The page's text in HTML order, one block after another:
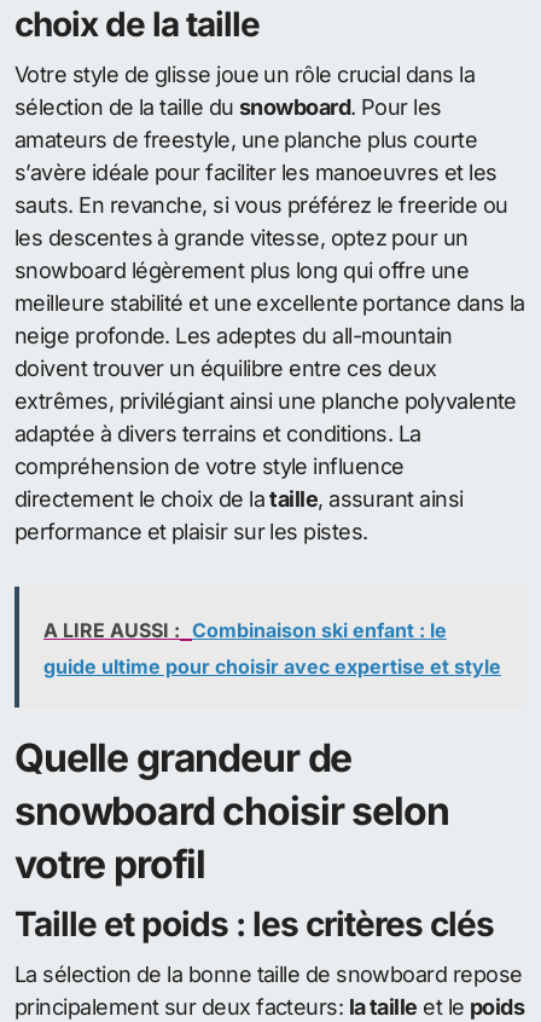
choix de la taille
Votre style de glisse joue un rôle crucial dans la
sélection de la taille du snowboard. Pour les
amateurs de freestyle, une planche plus courte
s’avère idéale pour faciliter les manoeuvres et les
sauts. En revanche, si vous préférez le freeride ou
les descentes à grande vitesse, optez pour un
snowboard légèrement plus long qui offre une
meilleure stabilité et une excellente portance dans la
neige profonde. Les adeptes du all-mountain
doivent trouver un équilibre entre ces deux
extrêmes, privilégiant ainsi une planche polyvalente
adaptée à divers terrains et conditions. La
compréhension de votre style influence
directement le choix de lataille, assurant ainsi
performance et plaisir sur les pistes.
A LIRE AUSSI : Combinaison ski enfant : le
guide ultime pour choisir avec expertise et style
Quelle grandeur de
snowboard choisir selon
votre profil
Taille et poids : les critères clés
La sélection de la bonne taille de snowboard repose
principalement sur deux facteurs: la taille et le poids